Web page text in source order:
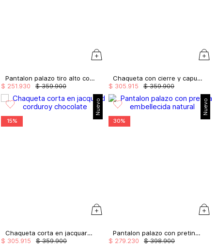
Pantalon palazo tiro alto con tira doble
$ 359.900
$ 251 930
Chaqueta con cierre y capucha
$ 359.900
$ 305 915
Nuevo
15%
Chaqueta corta en jacquard corduroy
$ 359.900
$ 305 915
Nuevo
30%
Pantalon palazo con pretina embellecida
$ 398.900
$ 279 230